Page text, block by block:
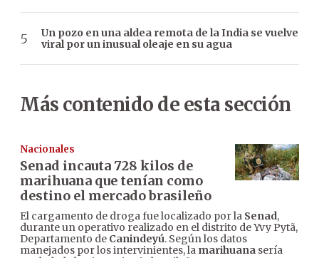
Un pozo en una aldea remota de la India se vuelve
viral por un inusual oleaje en su agua
Más contenido de esta sección
Nacionales
Senad incauta 728 kilos de
marihuana que tenían como
destino el mercado brasileño
El cargamento de droga fue localizado por la Senad,
durante un operativo realizado en el distrito de Yvy Pytã,
Departamento de Canindeyú. Según los datos
manejados por los intervinientes, la marihuana sería